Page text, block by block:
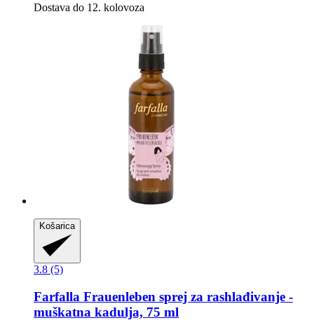
Dostava do 12. kolovoza
Košarica
3.8 (5)
Farfalla Frauenleben sprej za rashlađivanje -​
muškatna kadulja, 75 ml